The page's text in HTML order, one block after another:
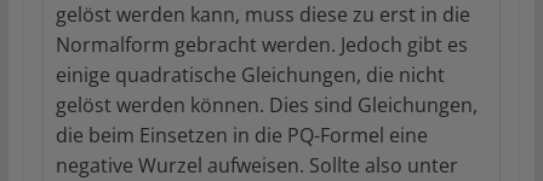
gelöst werden kann, muss diese zu erst in die
Normalform gebracht werden. Jedoch gibt es
einige quadratische Gleichungen, die nicht
gelöst werden können. Dies sind Gleichungen,
die beim Einsetzen in die PQ-Formel eine
negative Wurzel aufweisen. Sollte also unter